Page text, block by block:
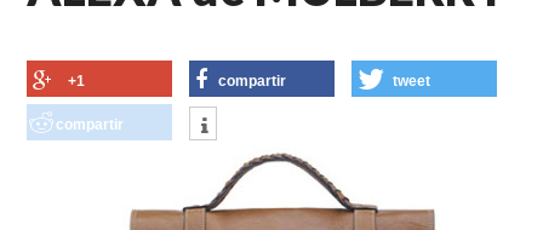
+1 compartir tweet
compartir